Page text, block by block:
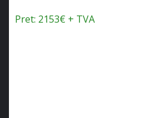
Pret: 2153€ + TVA